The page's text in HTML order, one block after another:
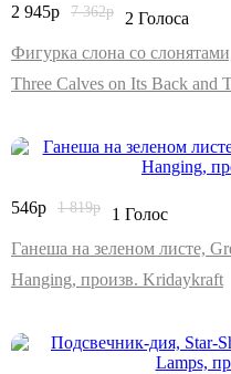
2 945р 7 362р
2 Голоса
Фигурка слона со
Three Calves on Its Back and
546р 1 819р
1 Голос
Ганеша на зеленом листе,
Hanging, произв. Kridaykraft